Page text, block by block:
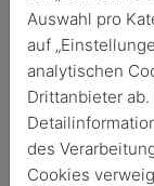
Auswahl pro
auf
analytischen
Drittanbieter
des
Cookies